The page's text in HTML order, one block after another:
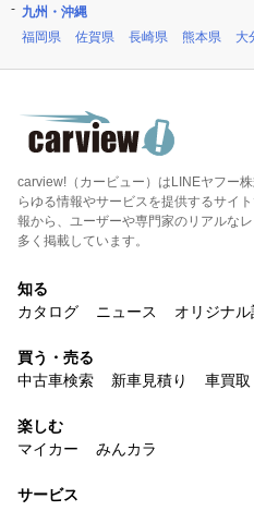
九州・沖縄
福岡県
佐賀県 長崎県 熊本県 大
carview!（カービュー）はLINEヤフー
らゆる情報やサービスを提供するサイ
報から、ユーザーや専門家のリアルな
多く掲載しています。
知る
カタログ
ニュース オリジナ
買う・売る
中古車検索
新車見積り 車買取
楽しむ
マイカー
みんカラ
サービス